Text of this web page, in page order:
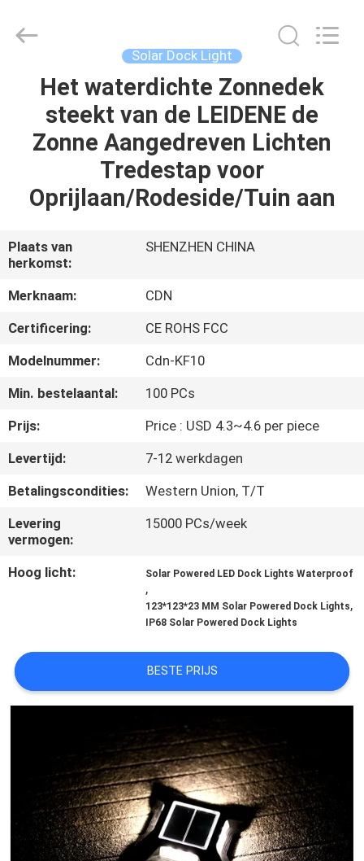
HUIS
PRODUCTEN
OVER
FABRIEKSRONDLEIDING
KWALITEITSCONTROLE
NEEM
CONTACT
MET
ONS
OP
NIEUWS
GEVALLEN
OFFERTE
AANVRAGEN
SHOP
SITEMAP
Ltd..
Solar Dock Light
Het waterdichte Zonnedek
steekt van de LEIDENE de
Zonne Aangedreven Lichten
Tredestap voor
Oprijlaan/Rodeside/Tuin aan
Plaats van
herkomst:
SHENZHEN CHINA
Merknaam:
CDN
Certificering:
CE ROHS FCC
Modelnummer:
Cdn-KF10
Min. bestelaantal:
100 PCs
Prijs:
Price : USD 4.3~4.6 per piece
Levertijd:
7-12 werkdagen
Betalingscondities:
Western Union, T/T
Levering
vermogen:
15000 PCs/week
Hoog licht: Solar Powered LED Dock Lights Waterproof
,
123*123*23 MM Solar Powered Dock Lights,
IP68 Solar Powered Dock Lights
BESTE PRIJS